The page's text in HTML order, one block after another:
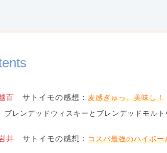
百 サトイモの感想 ： 麦感ぎゅっ、美味し！
ブレンデッドウィスキーとブレンデッドモル
井 サトイモの感想 ： コスパ最強のハイボー